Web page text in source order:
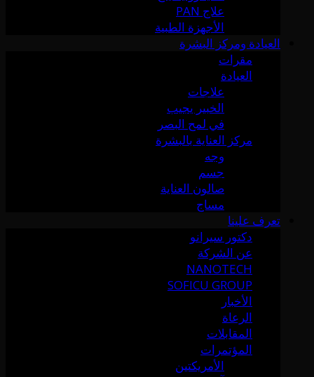
علاج PAN
الأجهزة الطبية
العيادة ومركز البشرة
مقرات
العيادة
علاجات
الخبير يجيب
في لمح البصر
مركز العناية بالبشرة
وجه
جسم
صالون العناية
مساج
تعرف علينا
دكتور سيرانو
عن الشركة
NANOTECH
SOFICU GROUP
الأخبار
الرعاة
المقابلات
المؤتمرات
الأمريكتين